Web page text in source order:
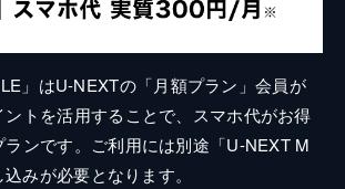
」はU-NEXTの「月額プラン」会員が
トを活用することで、スマホ代がお得
ンです。ご利用には別途「U-NEXT M
みが必要となります。